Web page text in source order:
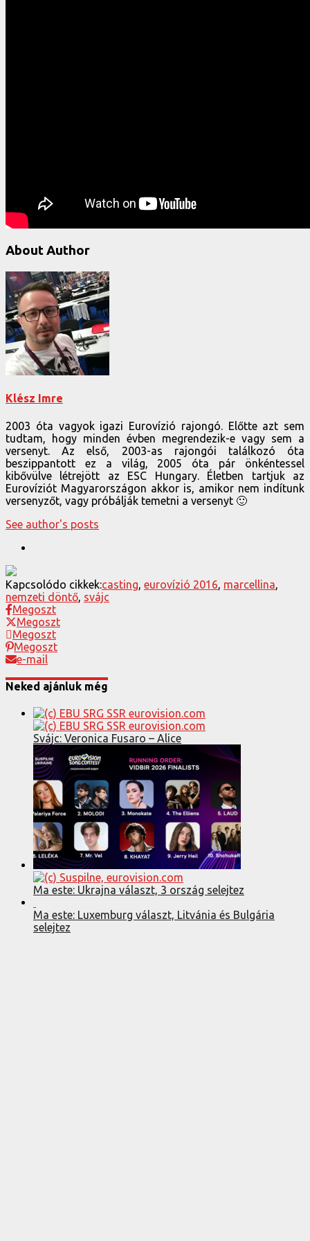
About Author
Klész Imre
2003 óta vagyok igazi Eurovízió rajongó. Előtte azt sem
tudtam, hogy minden évben megrendezik-e vagy sem a
versenyt. Az első, 2003-as rajongói találkozó óta
beszippantott ez a világ, 2005 óta pár önkéntessel
kibővülve létrejött az ESC Hungary. Életben tartjuk az
Eurovíziót Magyarországon akkor is, amikor nem indítunk
versenyzőt, vagy próbálják temetni a versenyt 🙂
See author's posts
Kapcsolódo cikkek:casting eurovízió 2016 marcellina
nemzeti döntő svájc
Megoszt
Megoszt
Megoszt
Megoszt
e-mail
Neked ajánluk még
Svájc: Veronica Fusaro – Alice
Ma este: Ukrajna választ, 3 ország selejtez
Ma este: Luxemburg választ, Litvánia és Bulgária
selejtez